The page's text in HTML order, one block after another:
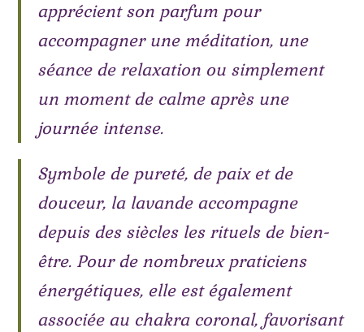
apprécient son parfum pour
accompagner une méditation, une
séance de relaxation ou simplement
un moment de calme après une
journée intense.
Symbole de pureté, de paix et de
douceur, la lavande accompagne
depuis des siècles les rituels de bien-
être. Pour de nombreux praticiens
énergétiques, elle est également
associée au chakra coronal, favorisant